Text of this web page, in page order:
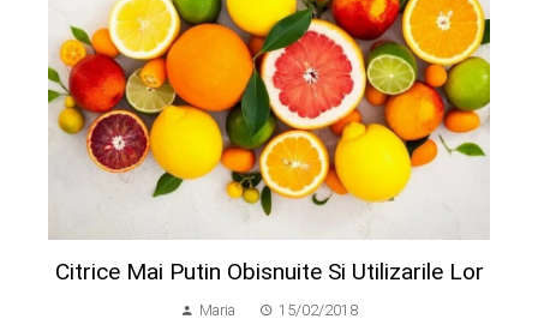
Citrice Mai Putin Obisnuite Si Utilizarile Lor
Maria 15/02/2018